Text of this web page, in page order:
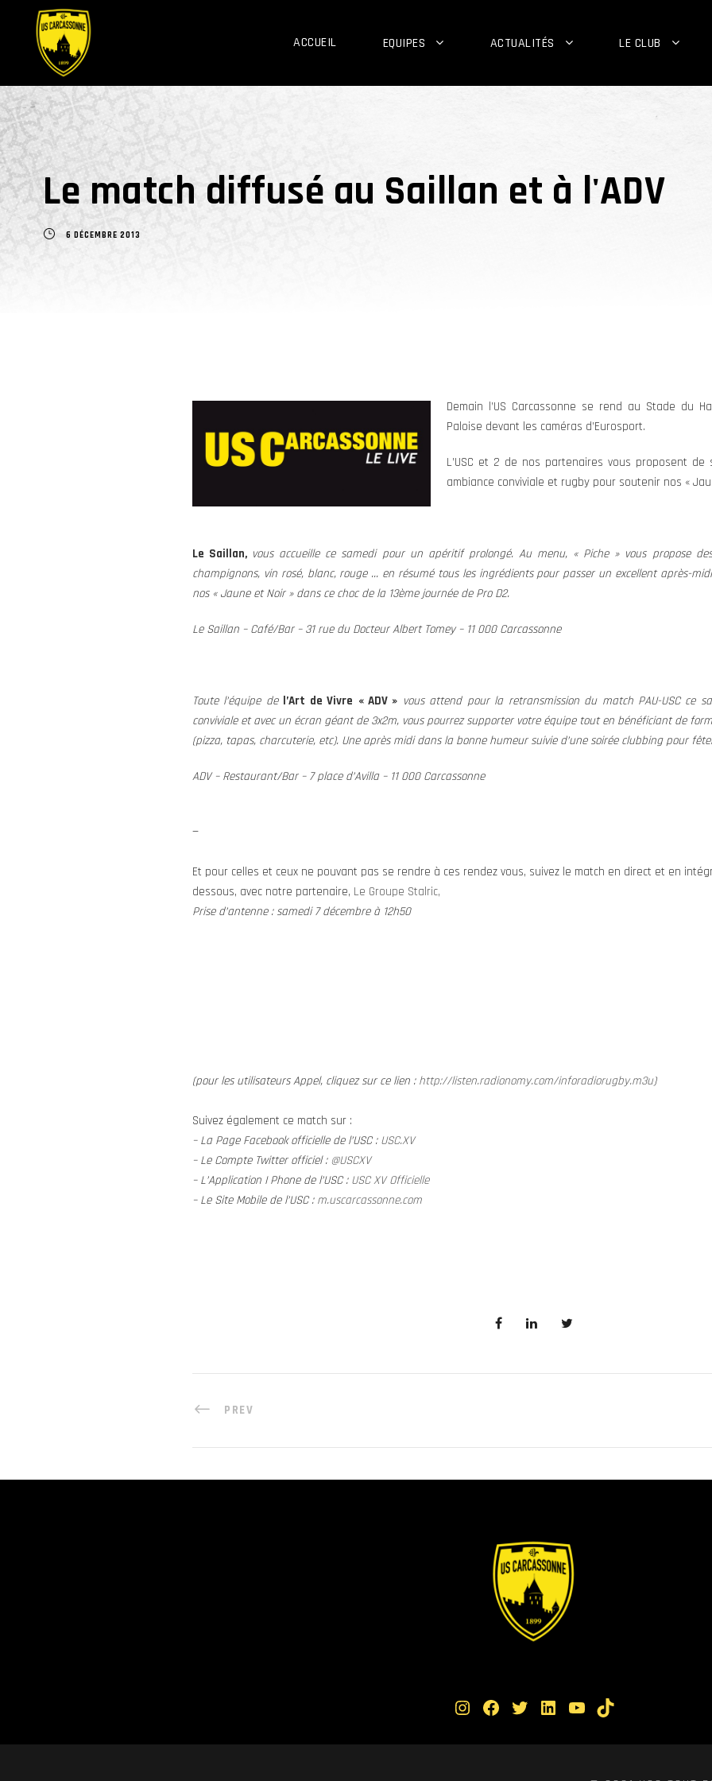
ACCUEIL EQUIPES ACTUALITÉS LE CLUB
Le match diffusé au Saillan et à l'ADV
6 DÉCEMBRE 2013
Demain l’US Carcassonne se rend au Stade du
Paloise devant les caméras d’Eurosport.
L’USC et 2 de nos partenaires vous proposent
ambiance conviviale et rugby pour soutenir nos «
Le Saillan, vous accueille ce samedi pour un apéritif prolongé. Au menu, « Piche » vous propose
champignons, vin rosé, blanc, rouge … en résumé tous les ingrédients pour passer un excellent après-
nos « Jaune et Noir » dans ce choc de la 13ème journée de Pro D2.
Le Saillan – Café/Bar – 31 rue du Docteur Albert Tomey – 11 000 Carcassonne
Toute l’équipe de l’Art de Vivre « ADV » vous attend pour la retransmission du match PAU-USC ce
conviviale et avec un écran géant de 3x2m, vous pourrez supporter votre équipe tout en bénéficiant de
(pizza, tapas, charcuterie, etc). Une après midi dans la bonne humeur suivie d’une soirée clubbing pour
ADV – Restaurant/Bar – 7 place d’Avilla – 11 000 Carcassonne
—
Et pour celles et ceux ne pouvant pas se rendre à ces rendez vous, suivez le match en direct et en
dessous, avec notre partenaire, Le Groupe Stalric,
Prise d’antenne : samedi 7 décembre à 12h50
(pour les utilisateurs Appel, cliquez sur ce lien : http://listen.radionomy.com/inforadiorugby.m3u)
Suivez également ce match sur :
– La Page Facebook officielle de l’USC : USC.XV
– Le Compte Twitter officiel : @USCXV
– L’Application I Phone de l’USC : USC XV Officielle
– Le Site Mobile de l’USC : m.uscarcassonne.com
PREV
Instagram Facebook Twitter LinkedIn YouTube TikTok